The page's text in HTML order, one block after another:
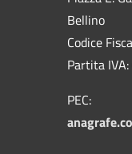
Bellino
Codice
Partita
PEC: